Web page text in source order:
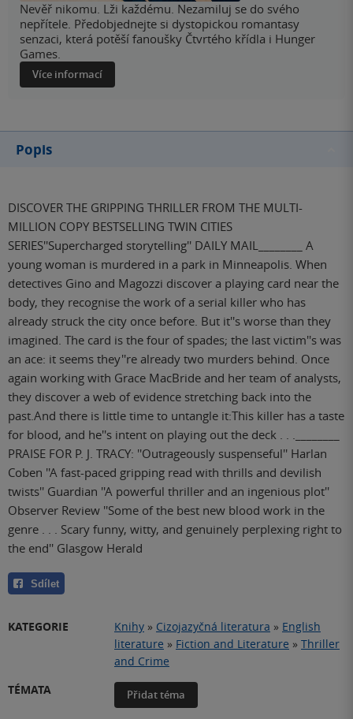
Nevěř nikomu. Lži každému. Nezamiluj se do svého
nepřítele. Předobjednejte si dystopickou romantasy
senzaci, která potěší fanoušky Čtvrtého křídla i Hunger
Games.
Více informací
Popis
DISCOVER THE GRIPPING THRILLER FROM THE MULTI-
MILLION COPY BESTSELLING TWIN CITIES
SERIES''Supercharged storytelling'' DAILY MAIL________ A
young woman is murdered in a park in Minneapolis. When
detectives Gino and Magozzi discover a playing card near the
body, they recognise the work of a serial killer who has
already struck the city once before. But it''s worse than they
imagined. The card is the four of spades; the last victim''s was
an ace: it seems they''re already two murders behind. Once
again working with Grace MacBride and her team of analysts,
they discover a web of evidence stretching back into the
past.And there is little time to untangle it:This killer has a taste
for blood, and he''s intent on playing out the deck . . .________
PRAISE FOR P. J. TRACY: ''Outrageously suspenseful'' Harlan
Coben ''A fast-paced gripping read with thrills and devilish
twists'' Guardian ''A powerful thriller and an ingenious plot''
Observer Review ''Some of the best new blood work in the
genre . . . Scary funny, witty, and genuinely perplexing right to
the end'' Glasgow Herald
Sdílet
KATEGORIE Knihy » Cizojazyčná literatura » English
literature » Fiction and Literature » Thriller
and Crime
TÉMATA
Přidat téma